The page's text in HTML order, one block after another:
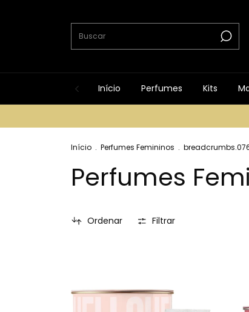
Início Perfumes Kits
Início . Perfumes Femininos .
Perfumes
Ordenar Filtrar